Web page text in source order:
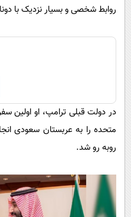
روابط شخصی و بسیار نزدیک با
در دولت قبلی ترامپ، او اولین
متحده را به عربستان سعودی
روبه رو شد.